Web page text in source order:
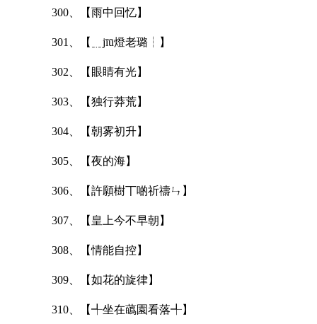
300、【雨中回忆】
301、【﹎jīū燈老璐┆】
302、【眼睛有光】
303、【独行莽荒】
304、【朝雾初升】
305、【夜的海】
306、【許願樹丅啲祈禱ㄣ】
307、【皇上今不早朝】
308、【情能自控】
309、【如花的旋律】
310、【╃坐在蘤園看落╃】